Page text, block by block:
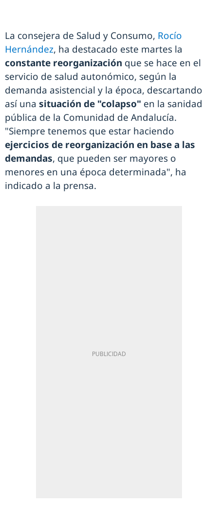
La consejera de Salud y Consumo, Rocío
Hernández, ha destacado este martes la
constante reorganización que se hace en el
servicio de salud autonómico, según la
demanda asistencial y la época, descartando
así una situación de "colapso" en la sanidad
pública de la Comunidad de Andalucía.
"Siempre tenemos que estar haciendo
ejercicios de reorganización en base a las
demandas, que pueden ser mayores o
menores en una época determinada", ha
indicado a la prensa.